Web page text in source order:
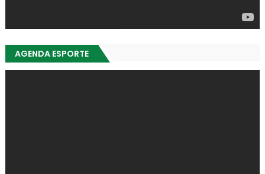
AGENDA ESPORTE